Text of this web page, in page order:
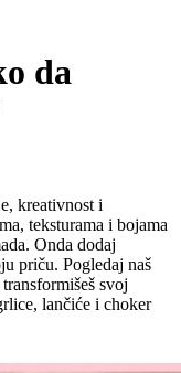
da
kreativnost i
teksturama i bojama
Onda dodaj
priču. Pogledaj naš
svoj
lančiće i choker